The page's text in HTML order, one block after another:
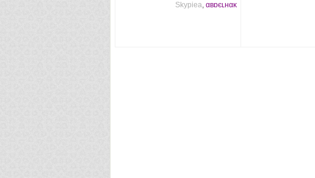
Skypiea, αвɒєʟнαĸ